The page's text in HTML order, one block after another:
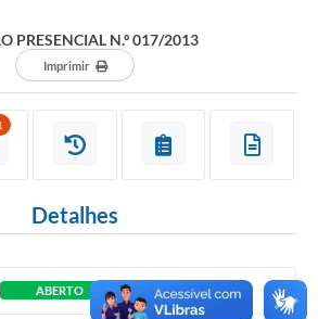
PRESENCIAL N.º 017/2013
Imprimir
Detalhes
ABERTO